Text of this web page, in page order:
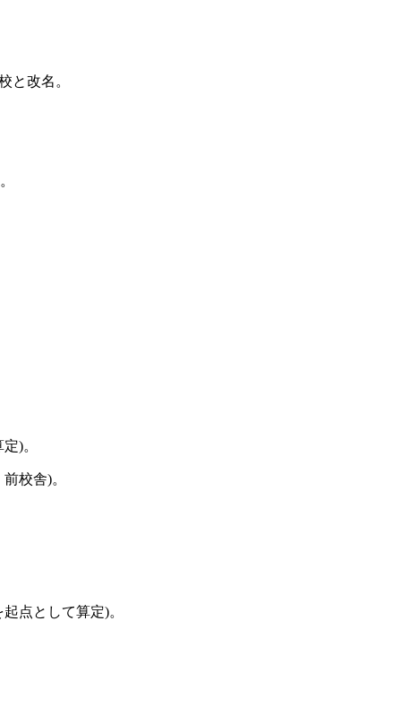
改名。
)。
校舎)。
点として算定)。